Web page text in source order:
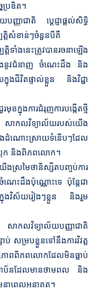
ប្រឌិត។
ញាជាតិ ប្តេជ្ញាផ្តល់សិទ្ធិ
សំខាន់ៗចំនួនបីគឺ
ងនេះត្រូវបានរចនាឡើង
ើងនូវជំនាញ ចំណេះដឹង និង
ងជីវិតផ្ទាល់ខ្លួន និងវិជ្ជា
ខក្នុងការជំរុញការបង្កើតថ្មី
។ សាកលវិទ្យាល័យរបស់យើង
ដំណោះស្រាយទំនើបៗដែល
រុក និងពិភពលោក។
ងស្រមៃថានិស្សិតបញ្ចប់ការ
េះដឹងប៉ុណ្ណោះទេ ប៉ុន្តែជា
នក្នុងវិស័យរៀងៗខ្លួន និងរួម
កលវិទ្យាល័យបញ្ញាជាតិ
ទាប់ សម្របខ្លួនទៅនឹងការវិវត្ត
ឋភាពពិភពលោកដែលមិនធ្លាប់
ថាប័នដែលមានថាមពល និង
ាពេលអនាគត។